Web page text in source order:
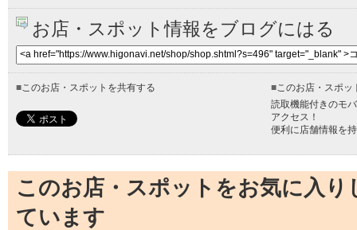
お店・スポット情報をブログにはる
■ このお店・スポットを共有する ■ このお店・スポ
読取機能付きのモ
アクセス！
便利に店舗情報を
このお店・スポットをお気に入
ています